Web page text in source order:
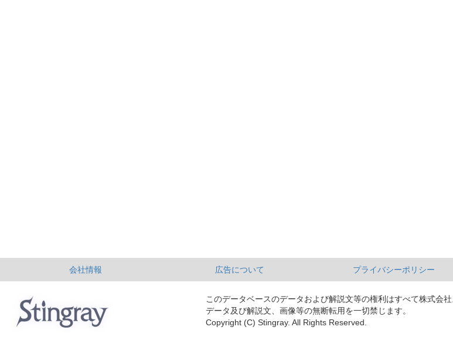
会社情報 広告について プライバシーポリシー
このデータベースのデータおよび解説文等の権利はすべて株式会
データ及び解説文、画像等の無断転用を一切禁じます。
Copyright (C) Stingray. All Rights Reserved.